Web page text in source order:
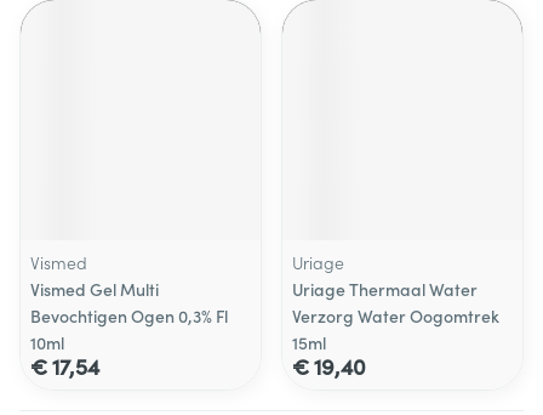
Vismed
Vismed Gel Multi
Bevochtigen Ogen 0,3% Fl
10ml
€ 17,54
Uriage
Uriage Thermaal Water
Verzorg Water Oogomtrek
15ml
€ 19,40